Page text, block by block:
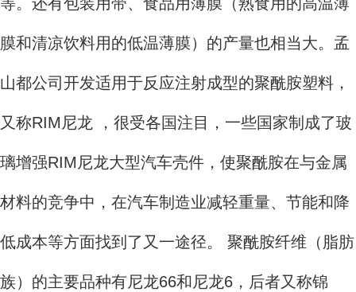
膜和清凉饮料用的低温薄膜）的产量也相当大。孟
山都公司开发适用于反应注射成型的聚酰胺塑料，
又称RIM尼龙 ，很受各国注目，一些国家制成了玻
璃增强RIM尼龙大型汽车壳件，使聚酰胺在与金属
材料的竞争中，在汽车制造业减轻重量、节能和降
低成本等方面找到了又一途径。 聚酰胺纤维（脂肪
族）的主要品种有尼龙66和尼龙6，后者又称锦